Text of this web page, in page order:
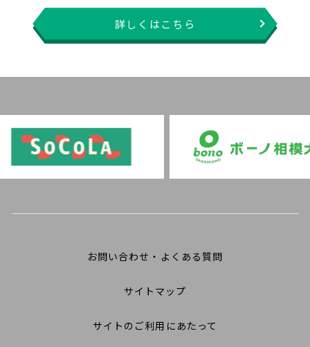
詳しくはこちら
お問い合わせ・よくある質問
サイトマップ
サイトのご利用にあたって